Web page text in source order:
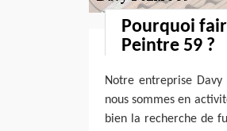
Pourquoi
Peintre 59 ?
Notre entreprise
nous sommes en
bien la recherche de